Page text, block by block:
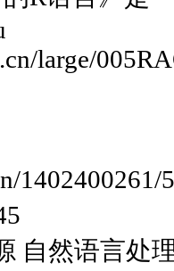
large/
自然语言处